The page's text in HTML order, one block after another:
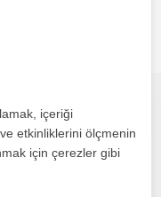
diğer Satranç
veriyorum
içeriği
etkinliklerini ölçmenin
için çerezler gibi